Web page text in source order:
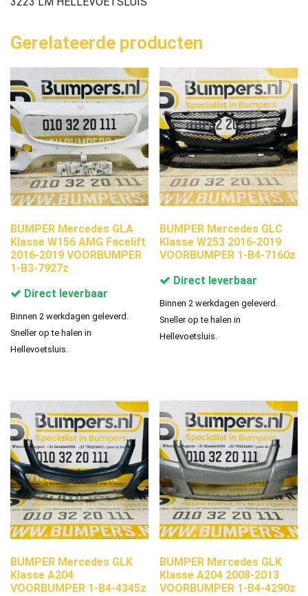
Gerelateerde producten
BUMPER Mercedes GLA
Klasse W156 AMG Facelift
2016-2019 VOORBUMPER
1-B3-7927z
Direct leverbaar
Binnen 2 werkdagen geleverd.
Sneller op te halen in
Hellevoetsluis.
BUMPER Mercedes GLC
Klasse W253 2016-2019
VOORBUMPER 1-B4-7160z
Direct leverbaar
Binnen 2 werkdagen geleverd.
Sneller op te halen in
Hellevoetsluis.
BUMPER Mercedes GLK
Klasse A204
VOORBUMPER 1-B4-4345z
BUMPER Mercedes GLK
Klasse A204 2008-2013
VOORBUMPER 1-B4-4290z